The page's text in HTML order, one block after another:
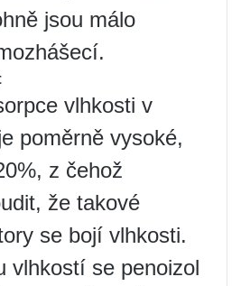
jsou málo
vlhkosti v
poměrně vysoké,
z čehož
že takové
se bojí vlhkosti.
vlhkostí se penoizol